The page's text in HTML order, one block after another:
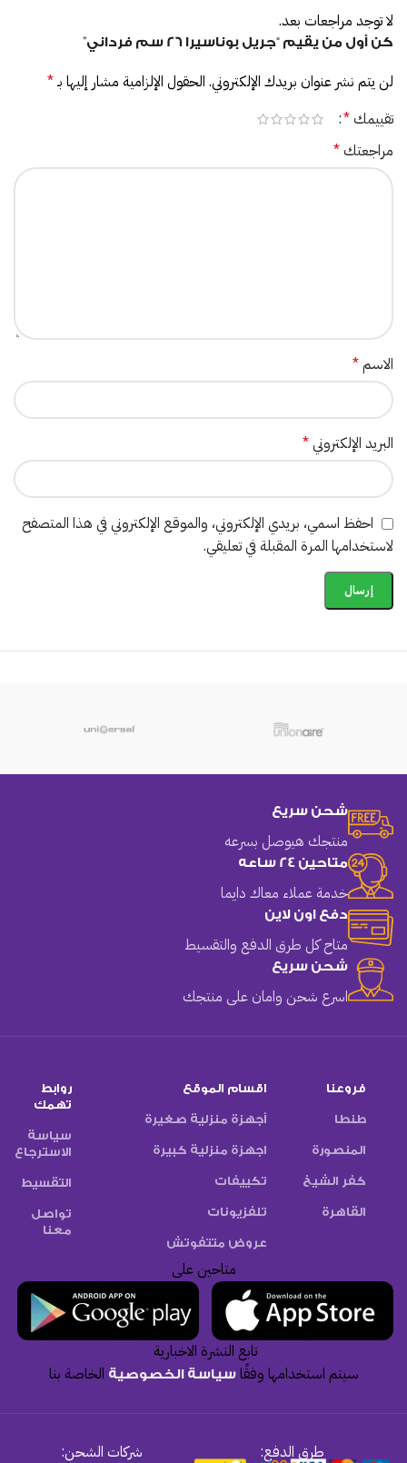
لا توجد مراجعات بعد.
كن أول من يقيم “جريل بوناسيرا 26 سم فرداني”
لن يتم نشر عنوان بريدك الإلكتروني. الحقول الإلزامية مشار إليها بـ*
تقييمك*
مراجعتك*
الاسم*
البريد الإلكتروني*
احفظ اسمي، بريدي الإلكتروني، والموقع الإلكتروني في هذا المتصفح
لاستخدامها المرة المقبلة في تعليقي.
شحن سريع
منتجك هيوصل بسرعه
متاحين 24 ساعه
خدمة عملاء معاك دايما
دفع اون لاين
متاح كل طرق الدفع والتقسيط
شحن سريع
اسرع شحن وامان على منتجك
فروعنا
طنطا
المنصورة
كفر الشيخ
القاهرة
اقسام الموقع
أجهزة منزلية صغيرة
اجهزة منزلية كبيرة
تكييفات
تلفزيونات
عروض متتفوتش
روابط
تهمك
سياسة
الاسترجاع
التقسيط
تواصل
معنا
متاحين على
تابع النشرة الاخبارية
سيتم استخدامها وفقًاسياسة الخصوصية الخاصة بنا
طرق الدفع: شركات الشحن: